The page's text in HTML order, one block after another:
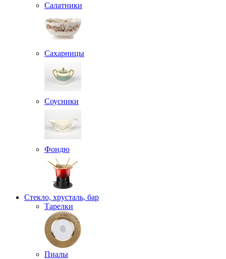
Салатники
Сахарницы
Соусники
Фондю
Стекло, хрусталь, бар
Тарелки
Пиалы